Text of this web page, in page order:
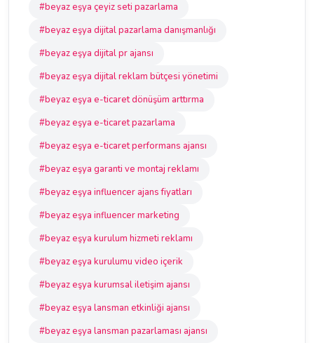
#beyaz eşya çeyiz seti pazarlama
#beyaz eşya dijital pazarlama danışmanlığı
#beyaz eşya dijital pr ajansı
#beyaz eşya dijital reklam bütçesi yönetimi
#beyaz eşya e-ticaret dönüşüm arttırma
#beyaz eşya e-ticaret pazarlama
#beyaz eşya e-ticaret performans ajansı
#beyaz eşya garanti ve montaj reklamı
#beyaz eşya influencer ajans fiyatları
#beyaz eşya influencer marketing
#beyaz eşya kurulum hizmeti reklamı
#beyaz eşya kurulumu video içerik
#beyaz eşya kurumsal iletişim ajansı
#beyaz eşya lansman etkinliği ajansı
#beyaz eşya lansman pazarlaması ajansı